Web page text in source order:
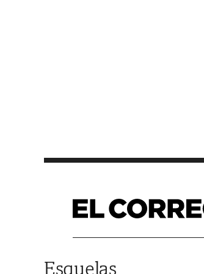
Esquelas